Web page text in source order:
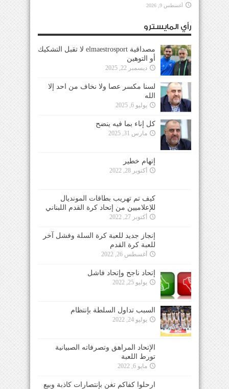
أغسطس 9, 2026
رأي المايسترو
مصداقية elmaestrosport لا تقبل التشكيك
أو التوهين
ديسمبر 22, 2025
لسنا مكسر عصا ولا نخاف من احد إلا
الله
يوليو 6, 2025
كل إناء بما فيه ينضح
مارس 31, 2025
إتهام خطير
أكتوبر 28, 2022
كيف تم تهريب بطاقات المونديال
للإعلاميين من إتحاد كرة القدم اللبناني
أكتوبر 27, 2022
إنجاز جديد للعبة كرة السلة وفشل آخر
للعبة كرة القدم
أغسطس 26, 2022
إتحاد ناجح وإتحاد فاشل
يوليو 25, 2022
السبب تداول السلطة بإنتظام
يوليو 24, 2022
الإتحاد المراهق وتصرفاته الصبيانية
تورط اللعبة
مايو 6, 2022
ارحلوا كفاكم تغنٍ بإنتصارات كاذبة وبيع